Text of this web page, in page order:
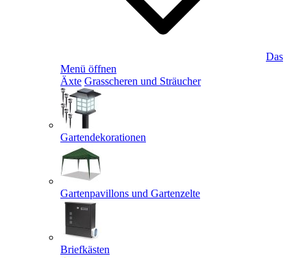
Das
Menü öffnen
Äxte Grasscheren und Sträucher
Gartendekorationen
Gartenpavillons und Gartenzelte
Briefkästen